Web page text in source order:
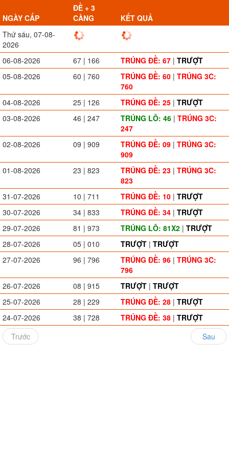
NGÀY CẤP
ĐỀ + 3
CÀNG
KẾT QUẢ
Thứ sáu, 07-08-
2026
06-08-2026
67 | 166 TRÚNG ĐỀ: 67 | TRƯỢT
05-08-2026
60 | 760 TRÚNG ĐỀ: 60 | TRÚNG 3C:
760
04-08-2026
25 | 126 TRÚNG ĐỀ: 25 | TRƯỢT
03-08-2026
46 | 247 TRÚNG LÔ: 46 | TRÚNG 3C:
247
02-08-2026
09 | 909 TRÚNG ĐỀ: 09 | TRÚNG 3C:
909
01-08-2026
23 | 823 TRÚNG ĐỀ: 23 | TRÚNG 3C:
823
31-07-2026
10 | 711 TRÚNG ĐỀ: 10 | TRƯỢT
30-07-2026
34 | 833 TRÚNG ĐỀ: 34 | TRƯỢT
29-07-2026
81 | 973 TRÚNG LÔ: 81X2 | TRƯỢT
28-07-2026
05 | 010 TRƯỢT | TRƯỢT
27-07-2026
96 | 796 TRÚNG ĐỀ: 96 | TRÚNG 3C:
796
26-07-2026
08 | 915 TRƯỢT | TRƯỢT
25-07-2026
28 | 229 TRÚNG ĐỀ: 28 | TRƯỢT
24-07-2026
38 | 728 TRÚNG ĐỀ: 38 | TRƯỢT
Trước
Sau